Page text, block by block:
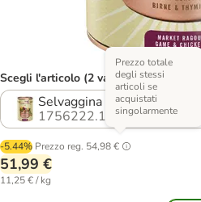
Scegli l'articolo (2 varianti)
Selvaggina e Pollo con
1756222.1
-5.44% Prezzo reg. 54,98 €
Prezzo totale
degli stessi
articoli se
acquistati
singolarmente
51,99 €
11,25 € / kg